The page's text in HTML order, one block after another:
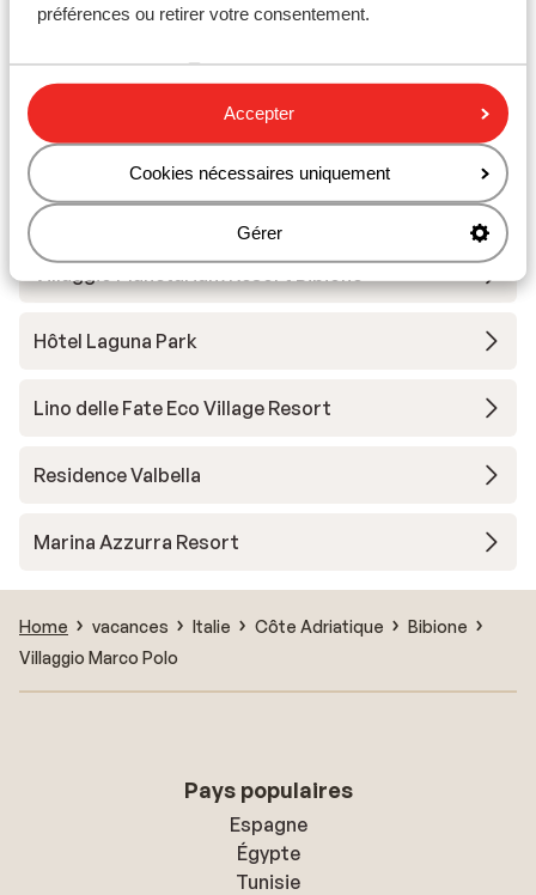
préférences ou retirer votre consentement.
Accepter
Cookies nécessaires uniquement
Gérer
Adriatique
Green Village Eco Resort - logies en ontbijt
Green Village Eco Resort
Villaggio Planetarium Resort Bibione
Hôtel Laguna Park
Lino delle Fate Eco Village Resort
Residence Valbella
Marina Azzurra Resort
Home vacances Italie Côte Adriatique
Bibione
Villaggio Marco Polo
Pays populaires
Espagne
Égypte
Tunisie